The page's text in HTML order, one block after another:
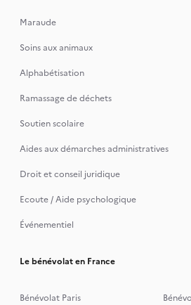
Maraude
Soins aux animaux
Alphabétisation
Ramassage de déchets
Soutien scolaire
Aides aux démarches administratives
Droit et conseil juridique
Ecoute / Aide psychologique
Événementiel
Le bénévolat en France
Bénévolat Paris